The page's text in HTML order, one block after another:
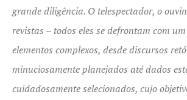
grande diligência. O telespectador, o
revistas – todos eles se defrontam com
elementos complexos, desde discursos
minuciosamente planejados até dados
cuidadosamente selecionados, cujo